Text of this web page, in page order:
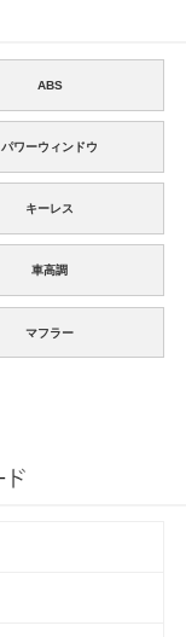
ABS
パワーウィンドウ
キーレス
車高調
マフラー